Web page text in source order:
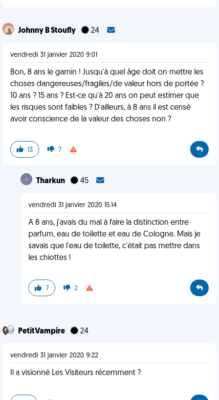
Johnny B Stoufly 24
vendredi 31 janvier 2020 9:01
Bon, 8 ans le gamin ! Jusqu'à quel âge doit on mettre les
choses dangereuses/fragiles/de valeur hors de portée ?
10 ans ? 15 ans ? Est-ce qu'à 20 ans on peut estimer que
les risques sont faibles ? D'ailleurs, à 8 ans il est censé
avoir conscience de la valeur des choses non ?
13 7
Tharkun 45
vendredi 31 janvier 2020 15:14
A 8 ans, j'avais du mal à faire la distinction entre
parfum, eau de toilette et eau de Cologne. Mais je
savais que l'eau de toilette, c'était pas mettre dans
les chiottes !
7 2
PetitVampire 24
vendredi 31 janvier 2020 9:22
Il a visionné Les Visiteurs récemment ?